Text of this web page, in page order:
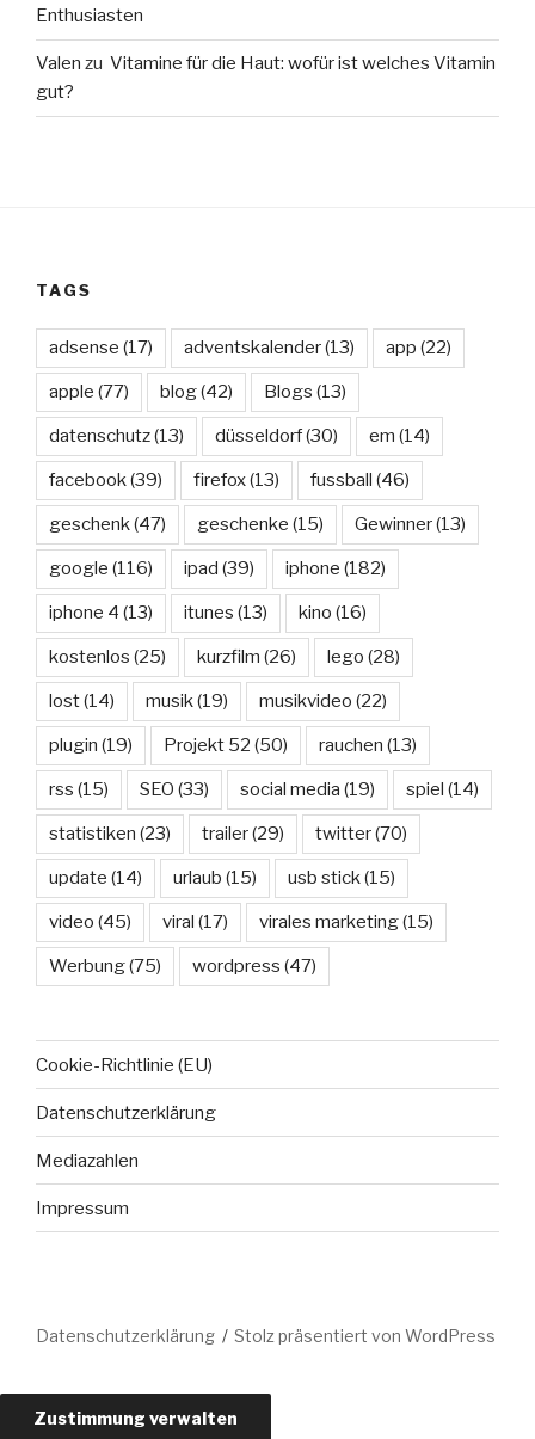
Enthusiasten
Valen zu Vitamine für die Haut: wofür ist welches Vitamin
gut?
TAGS
adsense (17) adventskalender(13) app (22)
apple (77) blog(42) Blogs (13)
datenschutz(13) düsseldorf(30) em (14)
facebook(39) firefox(13) fussball (46)
geschenk(47) geschenke (15) Gewinner(13)
google (116) ipad (39) iphone (182)
iphone 4 (13) itunes (13) kino (16)
kostenlos (25) kurzfilm (26) lego (28)
lost(14) musik(19) musikvideo (22)
plugin (19) Projekt 52 (50) rauchen (13)
rss (15) SEO (33) social media (19) spiel (14)
statistiken (23) trailer(29) twitter(70)
update (14) urlaub (15) usb stick(15)
video (45) viral (17) virales marketing(15)
Werbung(75) wordpress (47)
Cookie-Richtlinie (EU)
Datenschutzerklärung
Mediazahlen
Impressum
Datenschutzerklärung Stolz präsentiert von WordPress
Zustimmung verwalten